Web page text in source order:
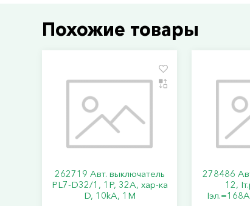
Похожие товары
262719 Авт. выключатель
PL7-D32/1, 1P, 32A, хар-ка
D, 10kA, 1M
278486
12,